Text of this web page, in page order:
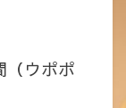
ウポポ